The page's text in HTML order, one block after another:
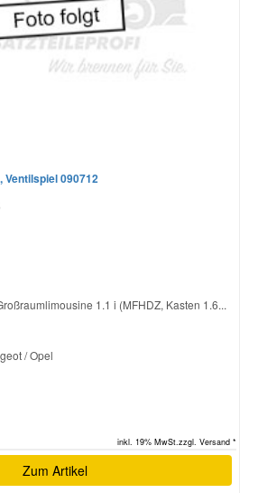
090712
1.1 i (MFHDZ, Kasten 1.6...
/ Opel
inkl. 19% MwSt.zzgl. Versand *
Zum Artikel